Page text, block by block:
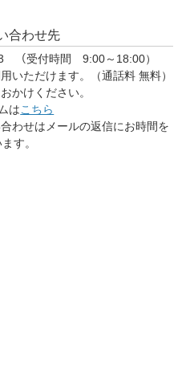
合わせ先
（受付時間 9:00～18:00）
いただけます。（通話料 無料）
かけください。
はこちら
わせはメールの返信にお時間を
す。